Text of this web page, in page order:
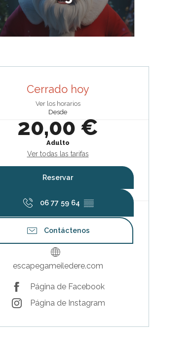
Cerrado hoy
Ver los horarios
Desde
20,00 €
Adulto
Ver todas las tarifas
Reservar
06 77 59 64 ▒▒
Contáctenos
escapegameiledere.com
Página de Facebook
Página de Instagram